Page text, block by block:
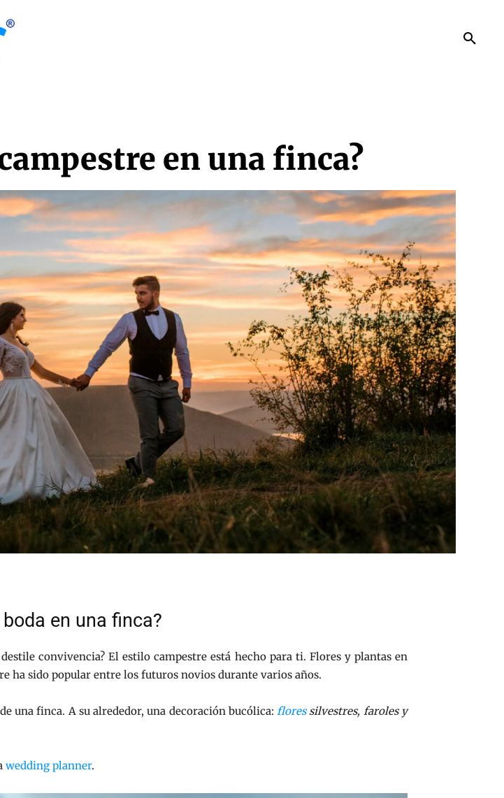
en una finca?
en una finca?
convivencia? El estilo campestre está hecho para ti. Flores y plantas en
ha sido popular entre los futuros novios durante varios años.
una finca. A su alrededor, una decoración bucólica:floressilvestres, faroles y
wedding planner.